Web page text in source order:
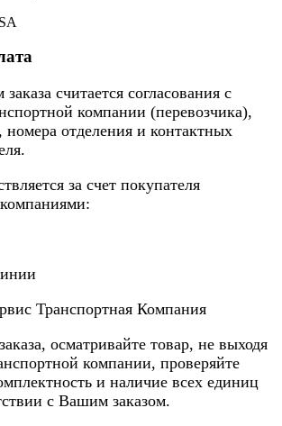
считается согласования с
компании (перевозчика),
номера отделения и контактных
за счет покупателя
Транспортная Компания
осматривайте товар, не выходя
компании, проверяйте
и наличие всех единиц
с Вашим заказом.